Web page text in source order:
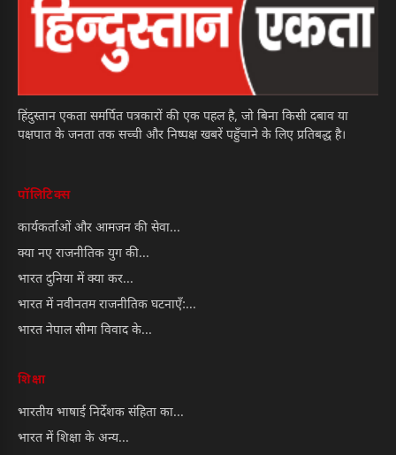
हिंदुस्तान एकता समर्पित पत्रकारों की एक पहल है, जो बिना किसी दबाव या
पक्षपात के जनता तक सच्ची और निष्पक्ष खबरें पहुँचाने के लिए प्रतिबद्ध है।
पॉलिटिक्स
कार्यकर्ताओं और आमजन की सेवा...
क्या नए राजनीतिक युग की...
भारत दुनिया में क्या कर...
भारत में नवीनतम राजनीतिक घटनाएँ:...
भारत नेपाल सीमा विवाद के...
शिक्षा
भारतीय भाषाई निर्देशक संहिता का...
भारत में शिक्षा के अन्य...